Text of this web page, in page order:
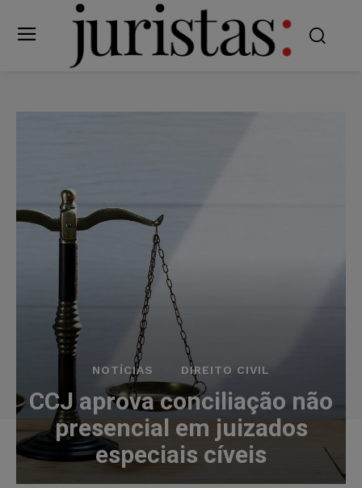
NOTÍCIAS DIREITO CIVIL
CCJ aprova conciliação não
presencial em juizados
especiais cíveis